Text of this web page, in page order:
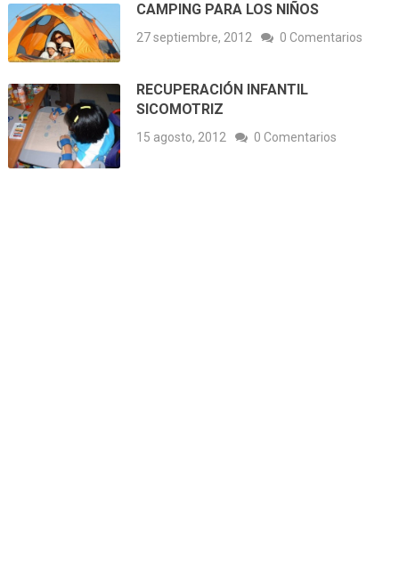
CAMPING PARA LOS NIÑOS
27 septiembre, 2012 0 Comentarios
RECUPERACIÓN INFANTIL
SICOMOTRIZ
15 agosto, 2012 0 Comentarios